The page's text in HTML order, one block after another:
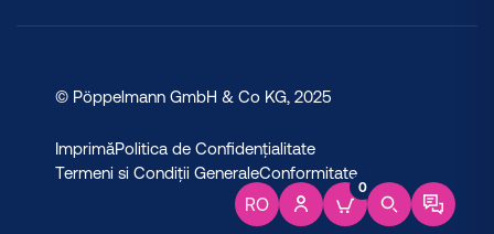
RO
0
© Pöppelmann GmbH & Co KG, 2025
ImprimăPolitica de Confidențialitate
Termeni si Condiții GeneraleConformitate